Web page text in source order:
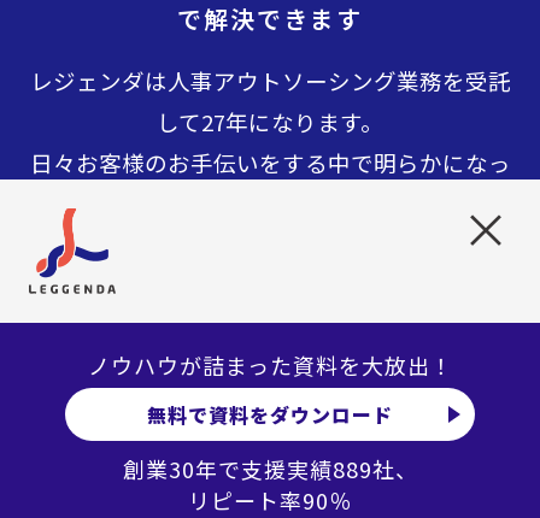
×
ノウハウが詰まった資料を大放出！
無料で資料をダウンロード
創業30年で支援実績889社、
リピート率90％
で解決できます
レジェンダは人事アウトソーシング業務を受託
して27年になります。
日々お客様のお手伝いをする中で明らかになっ
8割の企業様で業務整理・役割分担ができていない
業務整理だけでは無駄な工数が減らない
豊富な人事プロジェクトを経験したからこそ
LEGGENDAの人事BPRは
業務整理だけでなく